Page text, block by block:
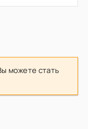
можете стать